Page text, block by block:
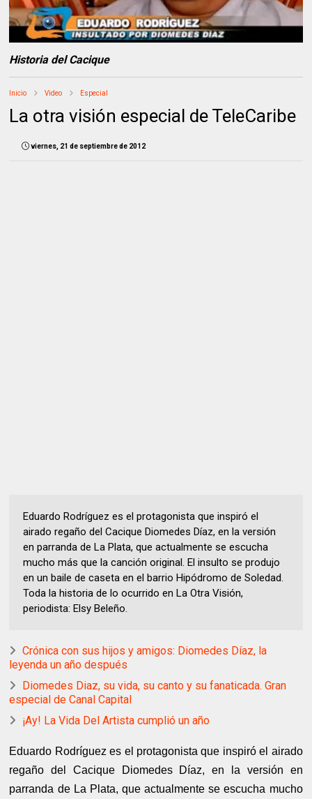
Historia del Cacique
Inicio Video Especial
La otra visión especial de TeleCaribe
viernes, 21 de septiembre de 2012
Eduardo Rodríguez es el protagonista que inspiró el
airado regaño del Cacique Diomedes Díaz, en la versión
en parranda de La Plata, que actualmente se escucha
mucho más que la canción original. El insulto se produjo
en un baile de caseta en el barrio Hipódromo de Soledad.
Toda la historia de lo ocurrido en La Otra Visión,
periodista: Elsy Beleño.
Crónica con sus hijos y amigos: Diomedes Díaz, la
leyenda un año después
Diomedes Diaz, su vida, su canto y su fanaticada. Gran
especial de Canal Capital
¡Ay! La Vida Del Artista cumplió un año
Eduardo Rodríguez es el protagonista que inspiró el airado
regaño del Cacique Diomedes Díaz, en la versión en
parranda de La Plata, que actualmente se escucha mucho